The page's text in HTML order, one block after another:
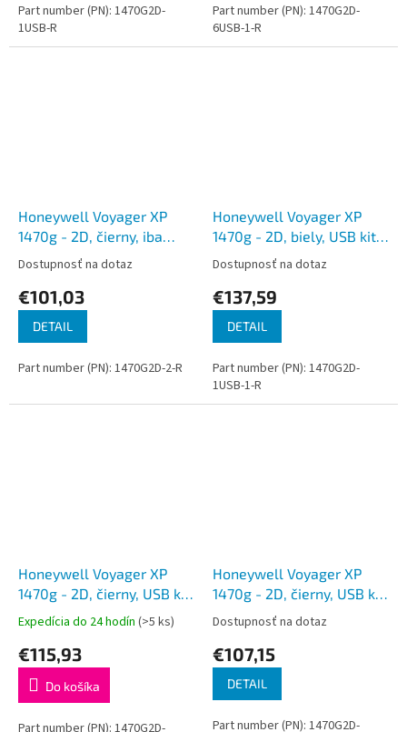
Part number (PN): 1470G2D-
1USB-R
Part number (PN): 1470G2D-
6USB-1-R
Honeywell Voyager XP
1470g - 2D, čierny, iba
Dostupnosť na dotaz
€101,03
DETAIL
Part number (PN): 1470G2D-2-R
Honeywell Voyager XP
1470g - 2D, biely, USB kit,
1,5 m kábel, stojan
Dostupnosť na dotaz
€137,59
DETAIL
Part number (PN): 1470G2D-
1USB-1-R
Honeywell Voyager XP
1470g - 2D, čierny, USB kit,
1,5 m kábel, stojan
Expedícia do 24 hodín (>5 ks)
€115,93
Do košíka
Part number (PN): 1470G2D-
Honeywell Voyager XP
1470g - 2D, čierny, USB kit,
1,5 m kábel
Dostupnosť na dotaz
€107,15
DETAIL
Part number (PN): 1470G2D-